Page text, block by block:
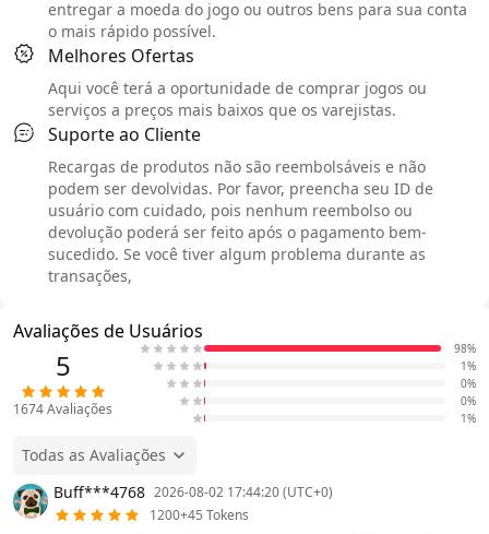
entregar a moeda do jogo ou outros bens para sua conta
o mais rápido possível.
Melhores Ofertas
Aqui você terá a oportunidade de comprar jogos ou
serviços a preços mais baixos que os varejistas.
Suporte ao Cliente
Recargas de produtos não são reembolsáveis e não
podem ser devolvidas. Por favor, preencha seu ID de
usuário com cuidado, pois nenhum reembolso ou
devolução poderá ser feito após o pagamento bem-
sucedido. Se você tiver algum problema durante as
transações,
Avaliações de Usuários
5
1674Avaliações
98%
1%
0%
0%
1%
Todas as Avaliações
Buff***4768 2026-08-02 17:44:20 (UTC+0)
1200+45 Tokens